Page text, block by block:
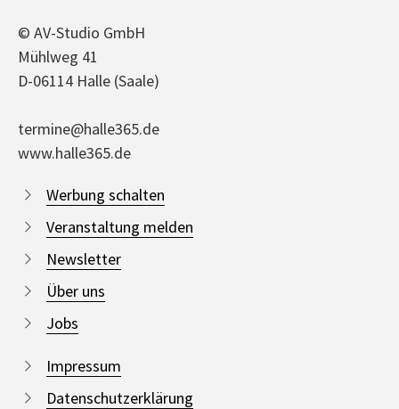
© AV-Studio GmbH
Mühlweg 41
D-06114 Halle (Saale)
termine@halle365.de
www.halle365.de
Werbung schalten
Veranstaltung melden
Newsletter
Über uns
Jobs
Impressum
Datenschutzerklärung